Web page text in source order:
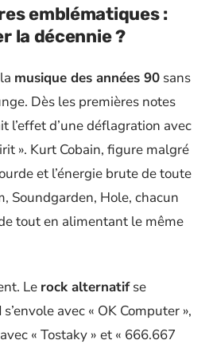
emblématiques :
la décennie ?
musique des années 90 sans
Dès les premières notes
l’effet d’une déflagration avec
». Kurt Cobain, figure malgré
et l’énergie brute de toute
Soundgarden, Hole, chacun
tout en alimentant le même
Le rock alternatifse
s’envole avec « OK Computer »,
« Tostaky » et « 666.667